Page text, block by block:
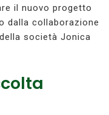
il nuovo progetto
dalla collaborazione
società Jonica